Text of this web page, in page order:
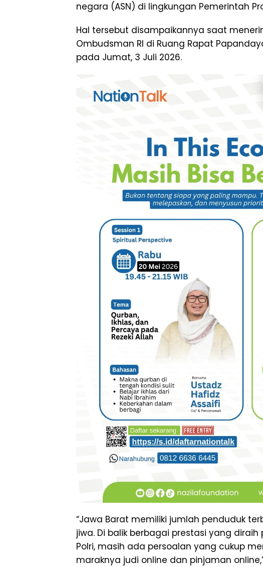
negara (ASN) di lingkungan Pemerintah
Hal tersebut disampaikannya saat
Ombudsman RI di Ruang Rapat
pada Jumat, 3 Juli 2026.
“Jawa Barat memiliki jumlah penduduk
jiwa. Di balik berbagai prestasi yang
Polri, masih ada persoalan yang cukup
maraknya judi online dan pinjaman